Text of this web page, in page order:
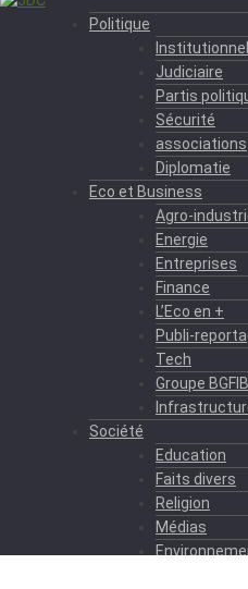
Politique
Institutionnel
Judiciaire
Partis
Sécurité
associations
Diplomatie
Eco et Business
Agro-
Energie
Entreprises
Finance
L’Eco en +
Publi-
Tech
Groupe
Société
Education
Faits divers
Religion
Médias